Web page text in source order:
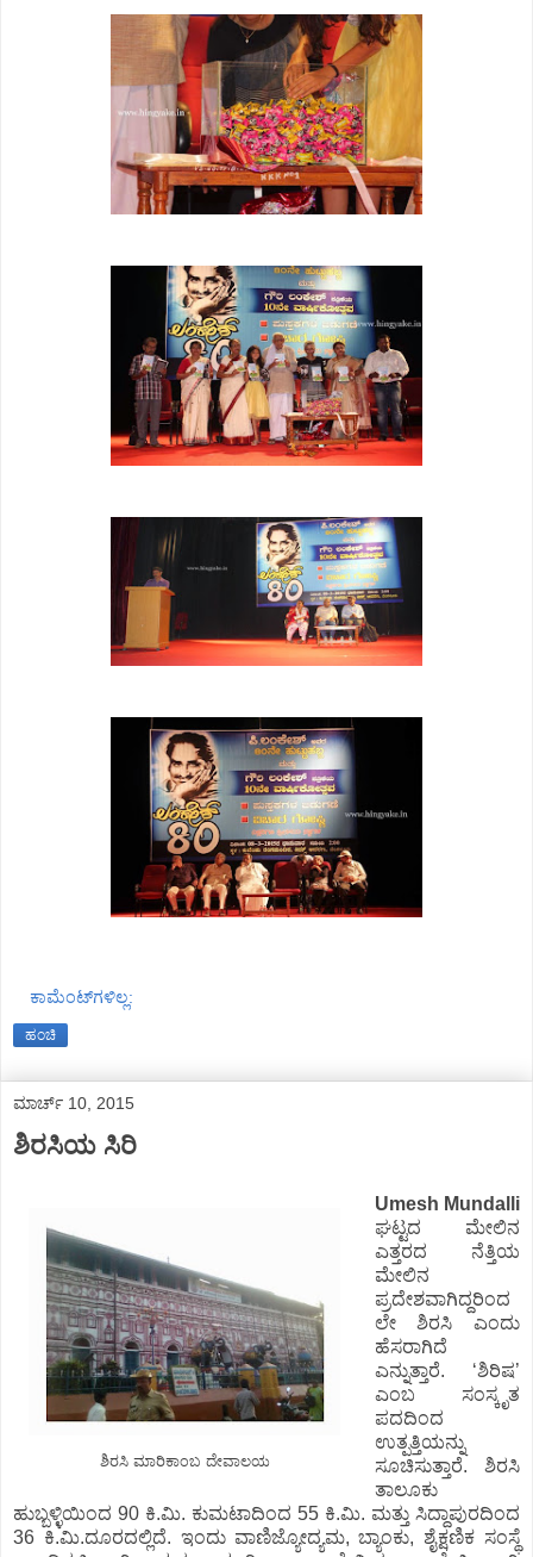
ಕಾಮೆಂಟ್‌ಗಳಿಲ್ಲ:
ಹಂಚಿ
ಮಾರ್ಚ್ 10, 2015
ಶಿರಸಿಯ ಸಿರಿ
ಶಿರಸಿ ಮಾರಿಕಾಂಬ ದೇವಾಲಯ
Umesh Mundalli
ಘಟ್ಟದ ಮೇಲಿನ
ಎತ್ತರದ ನೆತ್ತಿಯ
ಮೇಲಿನ
ಪ್ರದೇಶವಾಗಿದ್ದರಿಂದ
ಲೇ ಶಿರಸಿ ಎಂದು
ಹೆಸರಾಗಿದೆ
ಎನ್ನುತ್ತಾರೆ. ‘ಶಿರಿಷ’
ಎಂಬ ಸಂಸ್ಕೃತ
ಪದದಿಂದ
ಉತ್ಪತ್ತಿಯನ್ನು
ಸೂಚಿಸುತ್ತಾರೆ. ಶಿರಸಿ
ತಾಲೂಕು
ಹುಬ್ಬಳ್ಳಿಯಿಂದ 90 ಕಿ.ಮಿ. ಕುಮಟಾದಿಂದ 55 ಕಿ.ಮಿ. ಮತ್ತು ಸಿದ್ದಾಪುರದಿಂದ
36 ಕಿ.ಮಿ.ದೂರದಲ್ಲಿದೆ. ಇಂದು ವಾಣಿಜ್ಯೋದ್ಯಮ, ಬ್ಯಾಂಕು, ಶೈಕ್ಷಣಿಕ ಸಂಸ್ಥೆ